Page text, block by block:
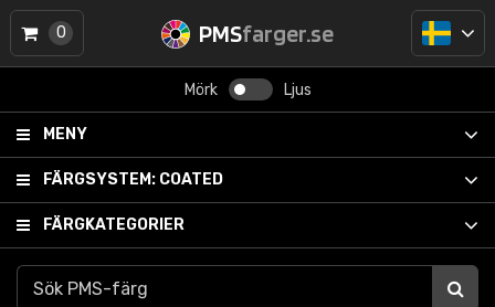
PMSfarger.se
Mörk Ljus
MENY
FÄRGSYSTEM: COATED
FÄRGKATEGORIER
0